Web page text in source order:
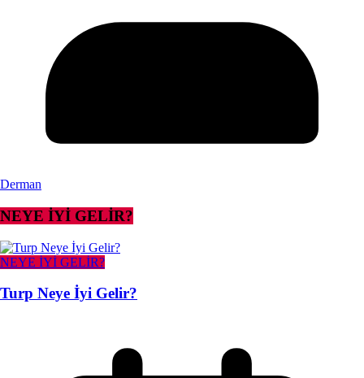
Derman
NEYE İYİ GELİR?
NEYE İYİ GELİR?
Turp Neye İyi Gelir?